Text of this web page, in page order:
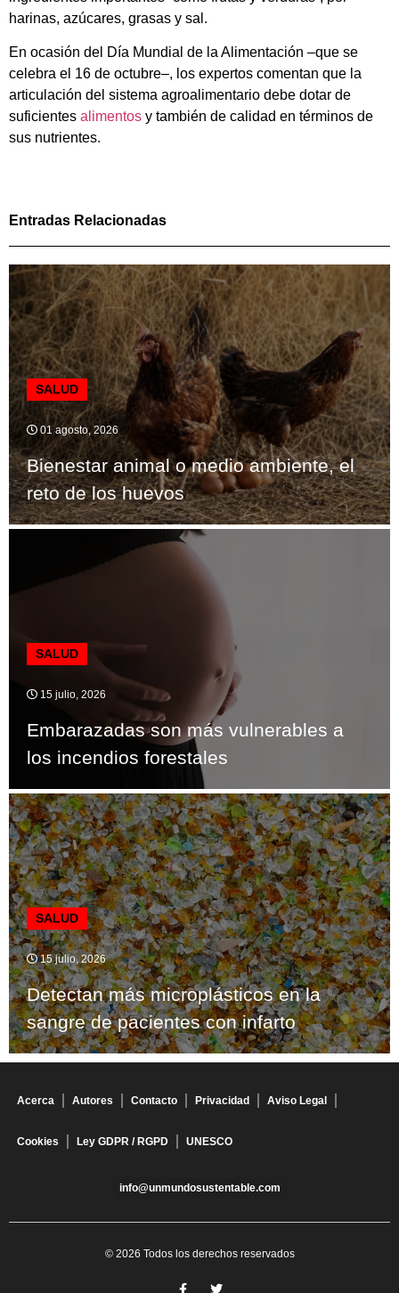
harinas, azúcares, grasas y sal.
En ocasión del Día Mundial de la Alimentación –que se
celebra el 16 de octubre–, los expertos comentan que la
articulación del sistema agroalimentario debe dotar de
suficientes alimentos y también de calidad en términos de
sus nutrientes.
Entradas Relacionadas
SALUD
01 agosto, 2026
Bienestar animal o medio ambiente, el
reto de los huevos
SALUD
15 julio, 2026
Embarazadas son más vulnerables a
los incendios forestales
SALUD
15 julio, 2026
Detectan más microplásticos en la
sangre de pacientes con infarto
Acerca Autores Contacto Privacidad Aviso Legal
Cookies Ley GDPR / RGPD UNESCO
info@unmundosustentable.com
© 2026 Todos los derechos reservados